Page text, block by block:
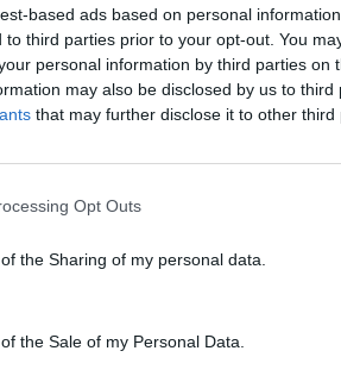
based ads based on personal
to third parties prior to your opt-out. You
personal information by third parties on
may also be disclosed by us to third
that may further disclose it to other third
Opt Outs
the Sharing of my personal data.
the Sale of my Personal Data.